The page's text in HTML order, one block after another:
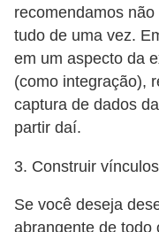
recomendamos
tudo de uma vez.
em um aspecto da
(como integração),
captura de dados
partir daí.
3. Construir vínculos
Se você deseja
abrangente de todo